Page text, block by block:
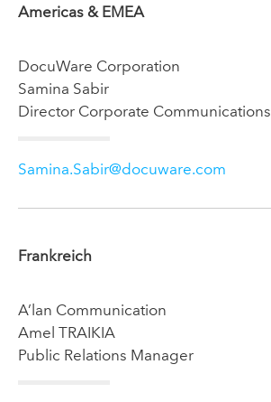
Americas & EMEA
DocuWare Corporation
Samina Sabir
Director Corporate Communications
Samina.Sabir@docuware.com
Frankreich
A’lan Communication
Amel TRAIKIA
Public Relations Manager